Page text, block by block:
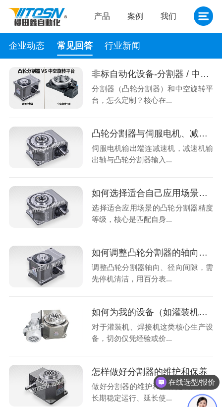
产品 案例 我们
企业动态 常见回答 行业新闻
非标自动化设备-分割器 / 中空平台怎么定制
分割器（凸轮分割器）和中空旋转平
台，怎么定制？核心在...
凸轮分割器与伺服电机、减速机如何匹配安装？需要注意什么？
伺服电机输出端连减速机，减速机输
出轴与凸轮分割器输入...
如何选择适合自己应用场景的凸轮分割器精度等级
选择适合应用场景的凸轮分割器精度
等级，核心是匹配自身...
如何调整凸轮分割器的轴向和径向间隙
调整凸轮分割器轴向、径向间隙，需
先停机清洁，用百分表...
如何为我的设备（如灌装机、焊接机）选择合适的凸轮分割器
对于灌装机、焊接机这类核心生产设
备，切勿仅凭经验或价...
怎样做好分割器的维护和保养
做好分割器的维护和保养是确保设备
长期稳定运行、延长使...
在线选型/报价